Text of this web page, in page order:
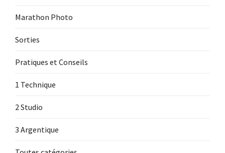
Marathon Photo
Sorties
Pratiques et Conseils
1 Technique
2 Studio
3 Argentique